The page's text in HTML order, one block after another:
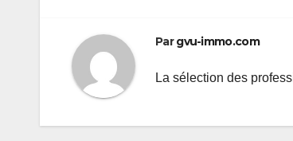
Pargvu-immo.com
La sélection des